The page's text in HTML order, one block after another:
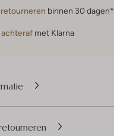
binnen 30 dagen*
achteraf met Klarna